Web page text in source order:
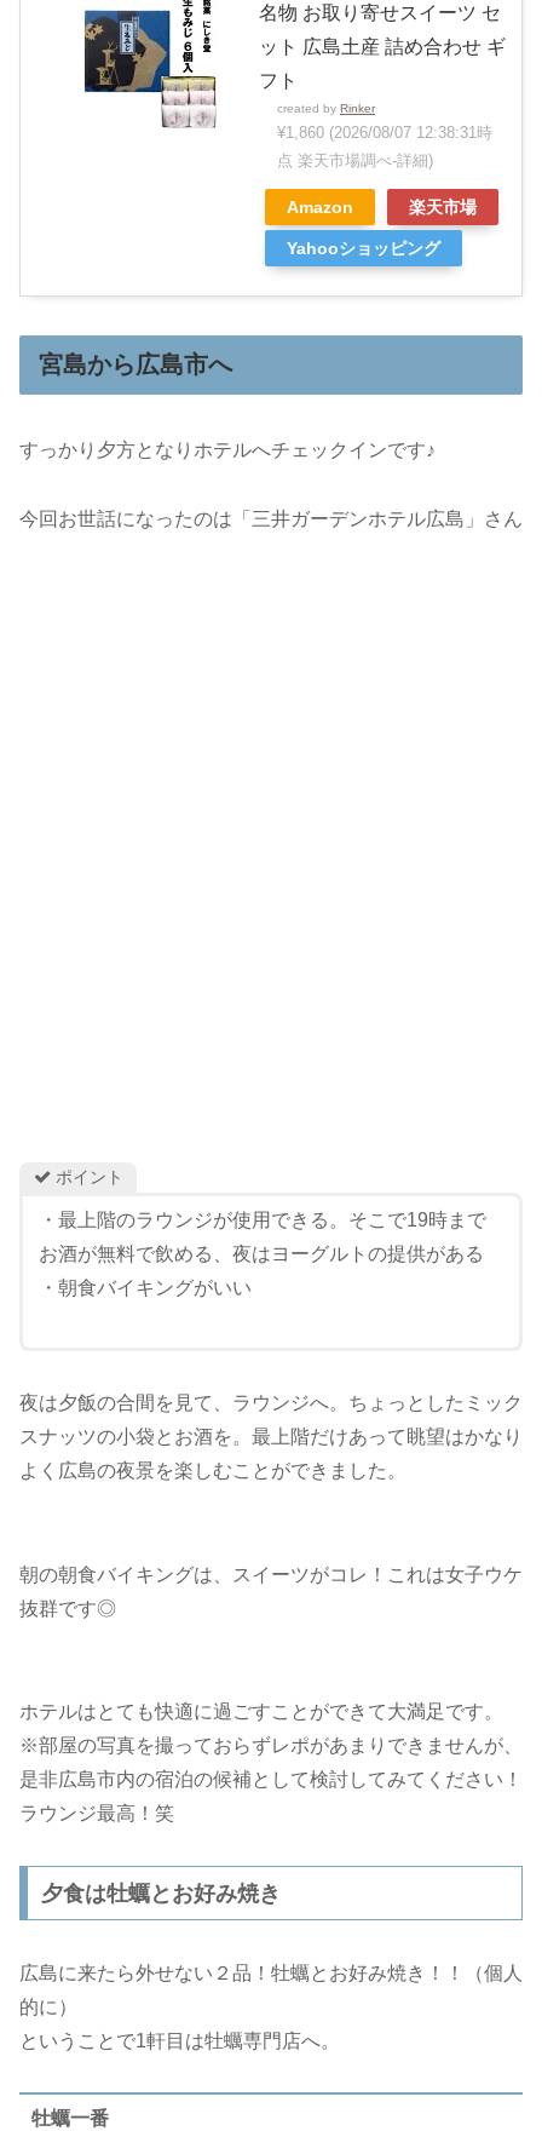
名物 お取り寄せスイーツ セ
ット 広島土産 詰め合わせ ギ
フト
created by Rinker
¥1,860 (2026/08/07 12:38:31時
点 楽天市場調べ-詳細)
Amazon 楽天市場
Yahooショッピング
宮島から広島市へ
すっかり夕方となりホテルへチェックインです♪
今回お世話になったのは「三井ガーデンホテル広島」さん
ポイント
・最上階のラウンジが使用できる。そこで19時まで
お酒が無料で飲める、夜はヨーグルトの提供がある
・朝食バイキングがいい
夜は夕飯の合間を見て、ラウンジへ。ちょっとしたミック
スナッツの小袋とお酒を。最上階だけあって眺望はかなり
よく広島の夜景を楽しむことができました。
朝の朝食バイキングは、スイーツがコレ！これは女子ウケ
抜群です◎
ホテルはとても快適に過ごすことができて大満足です。
※部屋の写真を撮っておらずレポがあまりできませんが、
是非広島市内の宿泊の候補として検討してみてください！
ラウンジ最高！笑
夕食は牡蠣とお好み焼き
広島に来たら外せない２品！牡蠣とお好み焼き！！（個人
的に）
ということで1軒目は牡蠣専門店へ。
牡蠣一番